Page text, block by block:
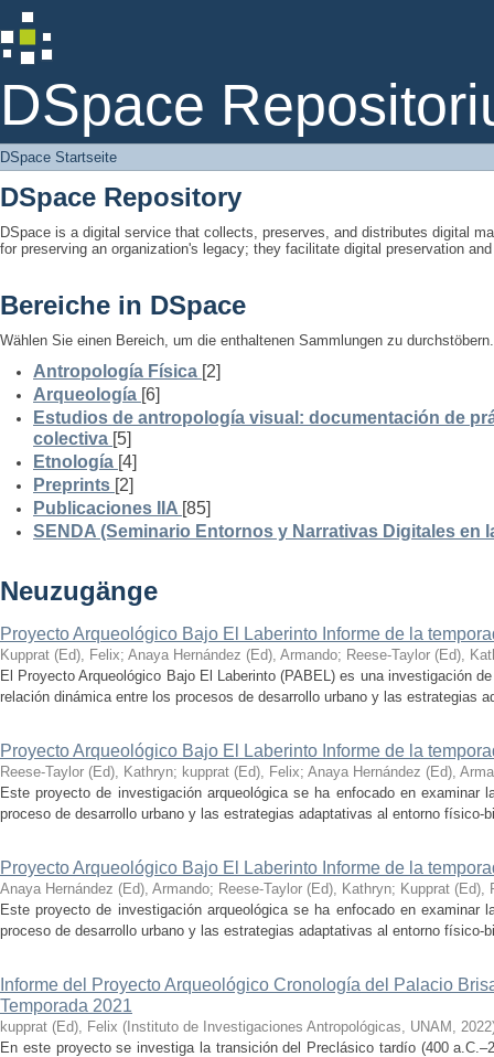
DSpace
DSpace Startseite
DSpace Startseite
DSpace Repository
DSpace is a digital service that collects, preserves, and distributes digital
for preserving an organization's legacy; they facilitate digital preservation
Bereiche in DSpace
Wählen Sie einen Bereich, um die enthaltenen Sammlungen zu durchstöbern.
Antropología Física [2]
Arqueología [6]
Estudios de antropología visual: documentación de
colectiva [5]
Etnología [4]
Preprints [2]
Publicaciones IIA [85]
SENDA (Seminario Entornos y Narrativas Digitales en
Neuzugänge
Proyecto Arqueológico Bajo El Laberinto Informe de la
Kupprat (Ed), Felix; Anaya Hernández (Ed), Armando; Reese-Taylor (Ed),
El Proyecto Arqueológico Bajo El Laberinto (PABEL) es una investigación
relación dinámica entre los procesos de desarrollo urbano y las estrategias
Proyecto Arqueológico Bajo El Laberinto Informe de la
Reese-Taylor (Ed), Kathryn; kupprat (Ed), Felix; Anaya Hernández (Ed),
Este proyecto de investigación arqueológica se ha enfocado en examinar
proceso de desarrollo urbano y las estrategias adaptativas al entorno físico-
Proyecto Arqueológico Bajo El Laberinto Informe de la
Anaya Hernández (Ed), Armando; Reese-Taylor (Ed), Kathryn; Kupprat (Ed),
Este proyecto de investigación arqueológica se ha enfocado en examinar
proceso de desarrollo urbano y las estrategias adaptativas al entorno físico-
Informe del Proyecto Arqueológico Cronología del Palacio
Temporada 2021
kupprat (Ed), Felix ( Instituto de Investigaciones Antropológicas, UNAM , 2022
En este proyecto se investiga la transición del Preclásico tardío (400